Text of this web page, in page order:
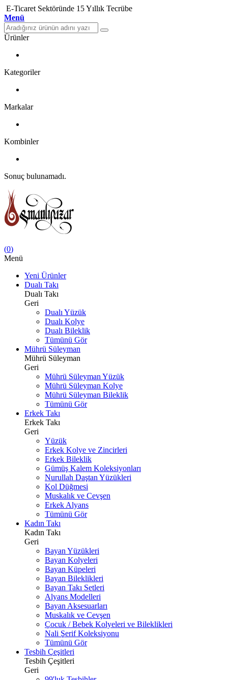
E-Ticaret Sektöründe 15 Yıllık Tecrübe
Menü
Ürünler
Kategoriler
Markalar
Kombinler
Sonuç bulunamadı.
(0)
Menü
Yeni Ürünler
Dualı Takı
Dualı Takı
Geri
Dualı Yüzük
Dualı Kolye
Dualı Bileklik
Tümünü Gör
Mührü Süleyman
Mührü Süleyman
Geri
Mührü Süleyman Yüzük
Mührü Süleyman Kolye
Mührü Süleyman Bileklik
Tümünü Gör
Erkek Takı
Erkek Takı
Geri
Yüzük
Erkek Kolye ve Zincirleri
Erkek Bileklik
Gümüş Kalem Koleksiyonları
Nurullah Daştan Yüzükleri
Kol Düğmesi
Muskalık ve Cevşen
Erkek Alyans
Tümünü Gör
Kadın Takı
Kadın Takı
Geri
Bayan Yüzükleri
Bayan Kolyeleri
Bayan Küpeleri
Bayan Bileklikleri
Bayan Takı Setleri
Alyans Modelleri
Bayan Aksesuarları
Muskalık ve Cevşen
Çocuk / Bebek Kolyeleri ve Bileklikleri
Nali Şerif Koleksiyonu
Tümünü Gör
Tesbih Çeşitleri
Tesbih Çeşitleri
Geri